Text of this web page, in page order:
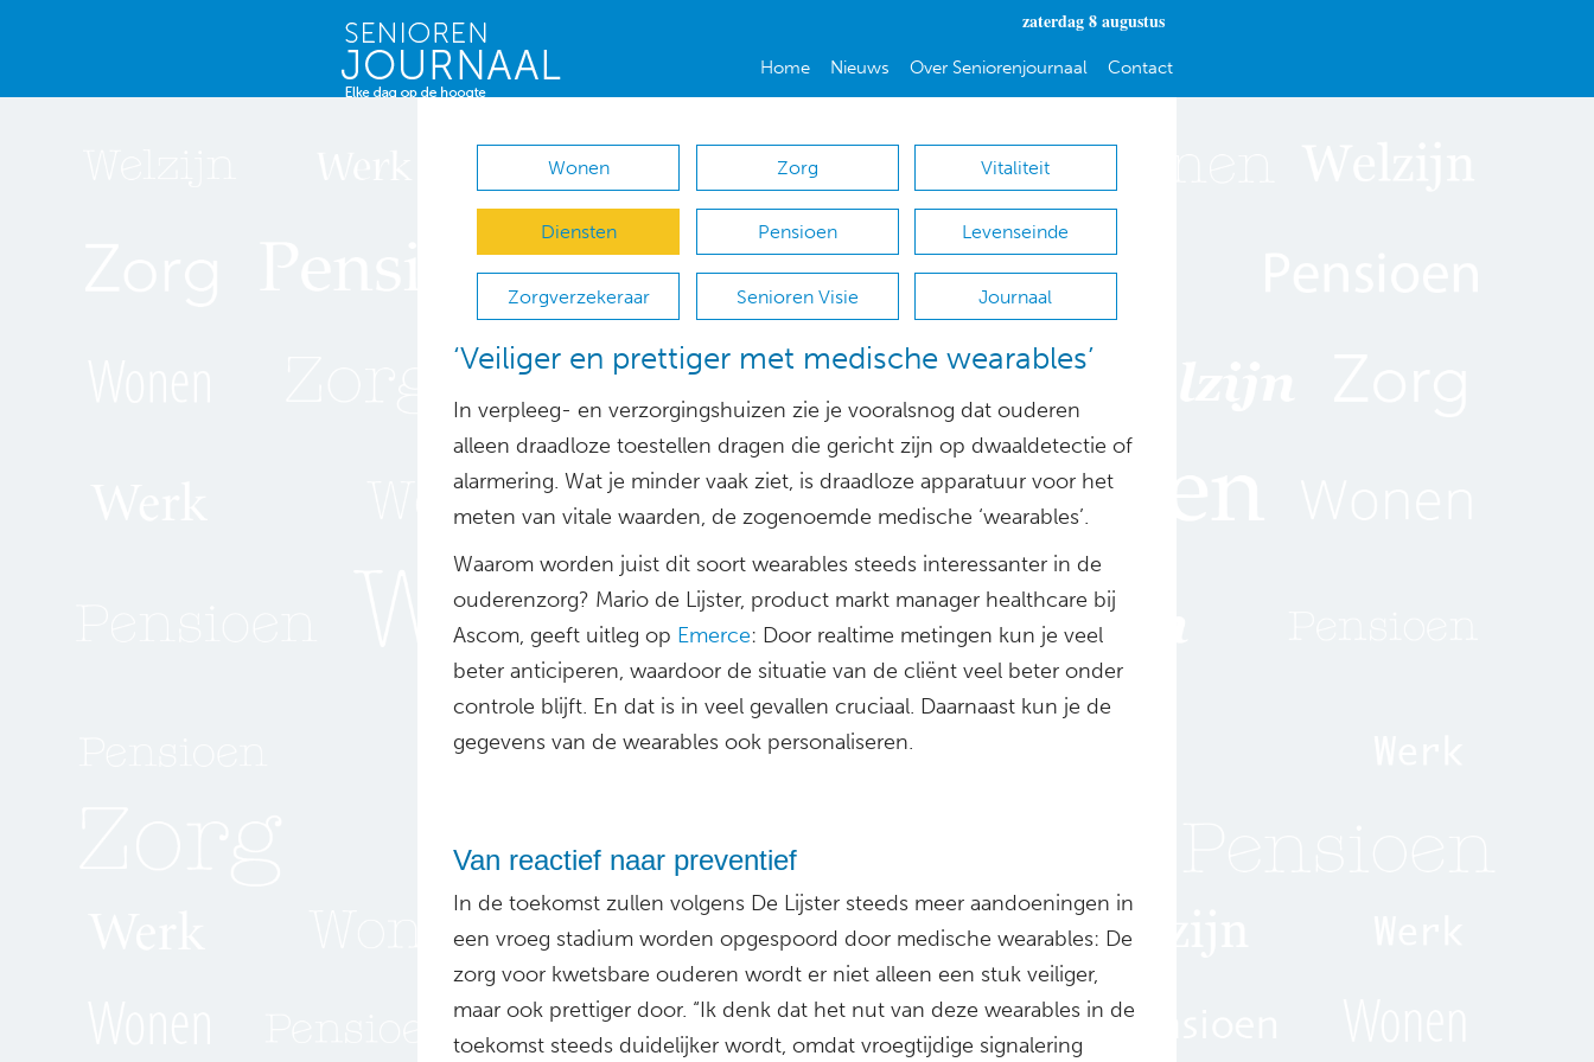
zaterdag 8 augustus
Home Nieuws Over Seniorenjournaal Contact
Wonen Zorg Vitaliteit
Diensten Pensioen Levenseinde
Zorgverzekeraar Senioren Visie Journaal
‘Veiliger en prettiger met medische wearables’
In verpleeg- en verzorgingshuizen zie je vooralsnog dat ouderen
alleen draadloze toestellen dragen die gericht zijn op dwaaldetectie of
alarmering. Wat je minder vaak ziet, is draadloze apparatuur voor het
meten van vitale waarden, de zogenoemde medische ‘wearables’.
Waarom worden juist dit soort wearables steeds interessanter in de
ouderenzorg? Mario de Lijster, product markt manager healthcare bij
Ascom, geeft uitleg op Emerce: Door realtime metingen kun je veel
beter anticiperen, waardoor de situatie van de cliënt veel beter onder
controle blijft. En dat is in veel gevallen cruciaal. Daarnaast kun je de
gegevens van de wearables ook personaliseren.
Van reactief naar preventief
In de toekomst zullen volgens De Lijster steeds meer aandoeningen in
een vroeg stadium worden opgespoord door medische wearables: De
zorg voor kwetsbare ouderen wordt er niet alleen een stuk veiliger,
maar ook prettiger door. “Ik denk dat het nut van deze wearables in de
toekomst steeds duidelijker wordt, omdat vroegtijdige signalering